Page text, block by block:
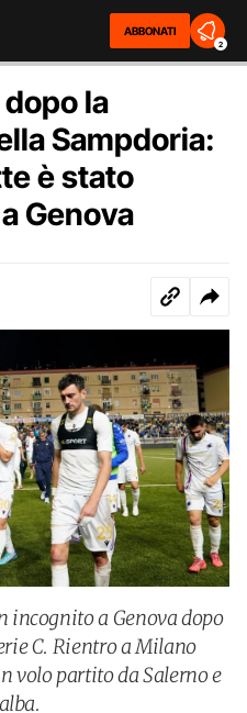
ABBONATI
2
la
Sampdoria:
è stato
Genova
incognito a Genova dopo
C. Rientro a Milano
volo partito da Salerno e